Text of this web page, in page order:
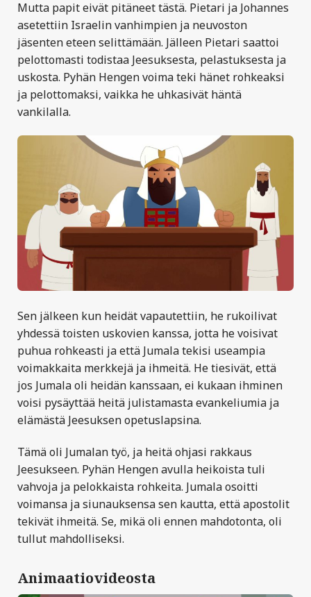
Mutta papit eivät pitäneet tästä. Pietari ja Johannes
asetettiin Israelin vanhimpien ja neuvoston
jäsenten eteen selittämään. Jälleen Pietari saattoi
pelottomasti todistaa Jeesuksesta, pelastuksesta ja
uskosta. Pyhän Hengen voima teki hänet rohkeaksi
ja pelottomaksi, vaikka he uhkasivät häntä
vankilalla.
Sen jälkeen kun heidät vapautettiin, he rukoilivat
yhdessä toisten uskovien kanssa, jotta he voisivat
puhua rohkeasti ja että Jumala tekisi useampia
voimakkaita merkkejä ja ihmeitä. He tiesivät, että
jos Jumala oli heidän kanssaan, ei kukaan ihminen
voisi pysäyttää heitä julistamasta evankeliumia ja
elämästä Jeesuksen opetuslapsina.
Tämä oli Jumalan työ, ja heitä ohjasi rakkaus
Jeesukseen. Pyhän Hengen avulla heikoista tuli
vahvoja ja pelokkaista rohkeita. Jumala osoitti
voimansa ja siunauksensa sen kautta, että apostolit
tekivät ihmeitä. Se, mikä oli ennen mahdotonta, oli
tullut mahdolliseksi.
Animaatiovideosta